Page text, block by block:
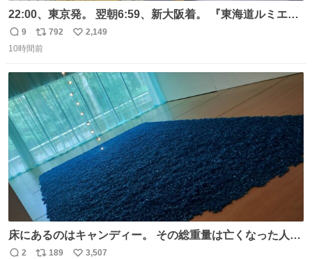
22:00、東京発。 翌朝6:59、新大阪着。 『東海道ルミエー
ルエクスプレス』が今夜、初運行！ 岐阜羽島駅で夜を越す
東海道新幹線。寝台列車じゃないのに、朝まで新幹線とい
エクスプレス
返
信
9
リ
ポ
ト
数
792
い
数
2,149
10時間前
床にあるのはキャンディー。 その総重量は亡くなった人と
同等の重さだそうです。 鑑賞者は一つ持ち帰れますが、亡
2 189
3,507